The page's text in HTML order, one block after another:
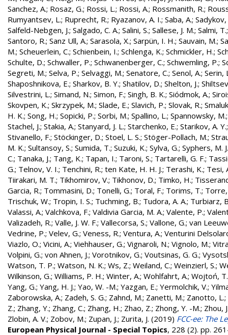
Sanchez, A.; Rosaz, G.; Rossi, L.; Rossi, A.; Rossmanith, R.;
Rumyantsev, L.; Ruprecht, R.; Ryazanov, A. I.; Saba, A.; Sadykov,
Salfeld-Nebgen, J.; Salgado, C. A.; Salini, S.; Sallese, J. M.; Salmi, T.
Santoro, R.; Sanz Ull, A.; Sarasola, X.; Sarpün, I. H.; Sauvain, M.;
M.; Scheuerlein, C.; Schienbein, I.; Schlenga, K.; Schmickler, H.;
Schulte, D.; Schwaller, P.; Schwanenberger, C.; Schwemling, P.;
Segreti, M.; Selva, P.; Selvaggi, M.; Senatore, C.; Senol, A.; Serin,
Shaposhnikova, E.; Sharkov, B. Y.; Shatilov, D.; Shelton, J.;
Silvestrini, L.; Simand, N.; Simon, F.; Singh, B. K.; Siódmok, A.;
Skovpen, K.; Skrzypek, M.; Slade, E.; Slavich, P.; Slovak, R.;
H. K.; Song, H.; Sopicki, P.; Sorbi, M.; Spallino, L.; Spannowsky, M.
Stachel, J.; Stakia, A.; Stanyard, J. L.; Starchenko, E.; Starikov, A. Y.
Stivanello, F.; Stöckinger, D.; Stoel, L. S.; Stöger-Pollach, M.;
M. K.; Sultansoy, S.; Sumida, T.; Suzuki, K.; Sylva, G.; Syphers, M. J.
C.; Tanaka, J.; Tang, K.; Tapan, I.; Taroni, S.; Tartarelli, G. F.;
G.; Telnov, V. I.; Tenchini, R.; ten Kate, H. H. J.; Terashi, K.; Tesi,
Tiirakari, M. T.; Tikhomirov, V.; Tikhonov, D.; Timko, H.;
Garcia, R.; Tommasini, D.; Tonelli, G.; Toral, F.; Torims, T.;
Trischuk, W.; Tropin, I. S.; Tuchming, B.; Tudora, A. A.; Turbiarz,
Valassi, A.; Valchkova, F.; Valdivia Garcia, M. A.; Valente, P.;
Valizadeh, R.; Valle, J. W. F.; Vallecorsa, S.; Vallone, G.; van
Vedrine, P.; Velev, G.; Veness, R.; Ventura, A.; Venturini
Viazlo, O.; Vicini, A.; Viehhauser, G.; Vignaroli, N.; Vignolo, M.;
Volpini, G.; von Ahnen, J.; Vorotnikov, G.; Voutsinas, G. G.;
Watson, T. P.; Watson, N. K.; Ws, Z.; Weiland, C.; Weinzierl, S.;
Wilkinson, G.; Williams, P. H.; Winter, A.; Wohlfahrt, A.; Wojtoń, T.
Yang, G.; Yang, H. J.; Yao, W. -M.; Yazgan, E.; Yermolchik, V.;
Zaborowska, A.; Zadeh, S. G.; Zahnd, M.; Zanetti, M.; Zanotto, L.;
Z.; Zhang, Y.; Zhang, C.; Zhang, H.; Zhao, Z.; Zhong, Y. -M.; Zhou,
Zlobin, A. V.; Zobov, M.; Zupan, J.; Zurita, J. (2019) FCC-ee: The
European Physical Journal - Special Topics, 228 (2). pp.